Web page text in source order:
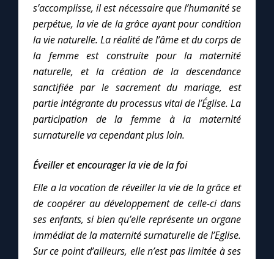
L'Évangile chaque jour
Les premiers samedis du mois
Marie qui défait les nœuds
Me consacrer à Jésus par Marie
Mes intentions de prière
Une Minute avec Marie
Une neuvaine
s’accomplisse, il est nécessaire que l’humanité se
perpétue, la vie de la grâce ayant pour condition
la vie naturelle. La réalité de l’âme et du corps de
la femme est construite pour la maternité
naturelle, et la création de la descendance
sanctifiée par le sacrement du mariage, est
partie intégrante du processus vital de l’Église. La
participation de la femme à la maternité
surnaturelle va cependant plus loin.
Éveiller et encourager la vie de la foi
Elle a la vocation de réveiller la vie de la grâce et
de coopérer au développement de celle-ci dans
ses enfants, si bien qu’elle représente un organe
immédiat de la maternité surnaturelle de l’Eglise.
Sur ce point d’ailleurs, elle n’est pas limitée à ses